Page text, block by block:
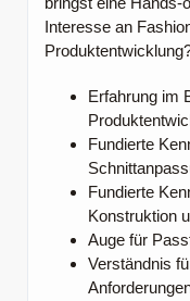
Interesse an
Erfahrung im
Fundierte
Fundierte
Konstruktion
Auge für
Verständnis